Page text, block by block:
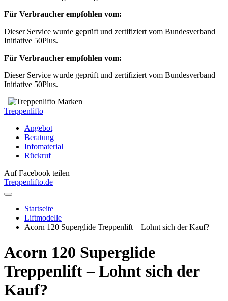
Für Verbraucher empfohlen vom:
Dieser Service wurde geprüft und zertifiziert vom Bundesverband
Initiative 50Plus.
Für Verbraucher empfohlen vom:
Dieser Service wurde geprüft und zertifiziert vom Bundesverband
Initiative 50Plus.
Treppenlifto
Angebot
Beratung
Infomaterial
Rückruf
Auf Facebook teilen
Treppenlifto.de
Startseite
Liftmodelle
Acorn 120 Superglide Treppenlift – Lohnt sich der Kauf?
Acorn 120 Superglide
Treppenlift – Lohnt sich der
Kauf?